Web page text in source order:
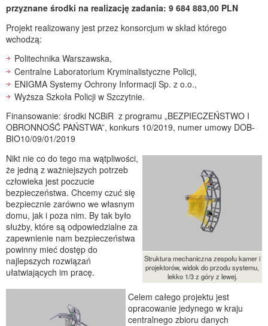
przyznane środki na realizację zadania: 9 684 883,00 PLN
Projekt realizowany jest przez konsorcjum w skład którego
wchodzą:
Politechnika Warszawska,
Centralne Laboratorium Kryminalistyczne Policji,
ENIGMA Systemy Ochrony Informacji Sp. z o.o.,
Wyższa Szkoła Policji w Szczytnie.
Finansowanie: środki NCBiR z programu „BEZPIECZEŃSTWO I
OBRONNOŚĆ PAŃSTWA”, konkurs 10/2019, numer umowy DOB-
BIO10/09/01/2019
Struktura mechaniczna zespołu kamer i
projektorów, widok do przodu systemu,
lekko 1/3 z góry z lewej.
Nikt nie co do tego ma wątpliwości,
że jedną z ważniejszych potrzeb
człowieka jest poczucie
bezpieczeństwa. Chcemy czuć się
bezpiecznie zarówno we własnym
domu, jak i poza nim. By tak było
służby, które są odpowiedzialne za
zapewnienie nam bezpieczeństwa
powinny mieć dostęp do
najlepszych rozwiązań
ułatwiających im pracę.
Celem całego projektu jest
opracowanie jedynego w kraju
centralnego zbioru danych